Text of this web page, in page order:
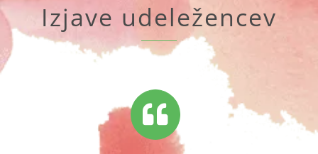
Izjave udeležencev